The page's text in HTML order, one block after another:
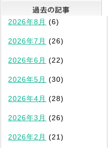
最新記事一覧
2026年8月 (6)
2026年7月 (26)
2026年6月 (22)
2026年5月 (30)
2026年4月 (28)
2026年3月 (26)
2026年2月 (21)